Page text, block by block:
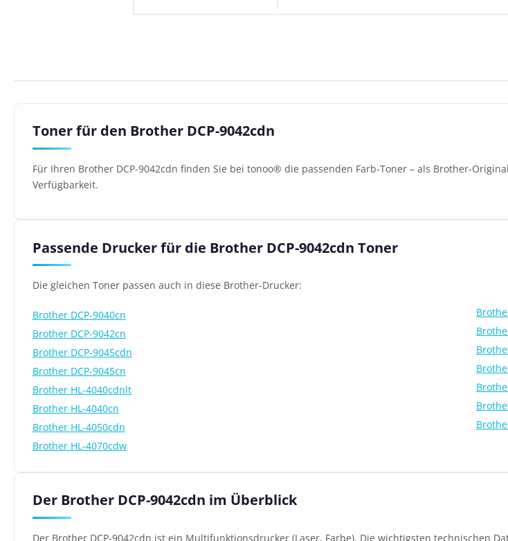
Toner für den Brother DCP-9042cdn
Für Ihren Brother DCP-9042cdn finden Sie bei tonoo® die passenden Farb-Toner – als Brother-
Verfügbarkeit.
Passende Drucker für die Brother DCP-9042cdn Toner
Die gleichen Toner passen auch in diese Brother-Drucker:
Brother DCP-9040cn
Brother DCP-9042cn
Brother DCP-9045cdn
Brother DCP-9045cn
Brother HL-4040cdnlt
Brother HL-4040cn
Brother HL-4050cdn
Brother HL-4070cdw
Der Brother DCP-9042cdn im Überblick
Der Brother DCP-9042cdn ist ein Multifunktionsdrucker (Laser, Farbe). Die wichtigsten technischen